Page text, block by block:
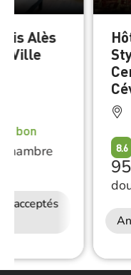
Alès
Ville
bon
acceptés
8.6